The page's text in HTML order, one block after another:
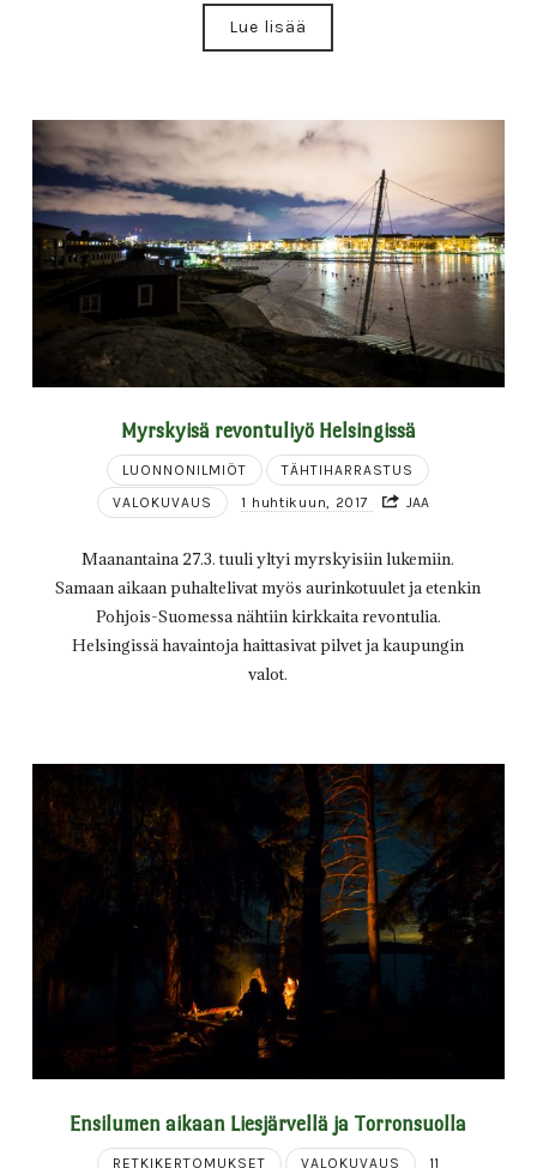
Lue lisää
Myrskyisä revontuliyö Helsingissä
LUONNONILMIÖT
TÄHTIHARRASTUS
VALOKUVAUS
1 huhtikuun, 2017 JAA
Maanantaina 27.3. tuuli yltyi myrskyisiin lukemiin.
Samaan aikaan puhaltelivat myös aurinkotuulet ja etenkin
Pohjois-Suomessa nähtiin kirkkaita revontulia.
Helsingissä havaintoja haittasivat pilvet ja kaupungin
valot.
Ensilumen aikaan Liesjärvellä ja Torronsuolla
RETKIKERTOMUKSET VALOKUVAUS
11